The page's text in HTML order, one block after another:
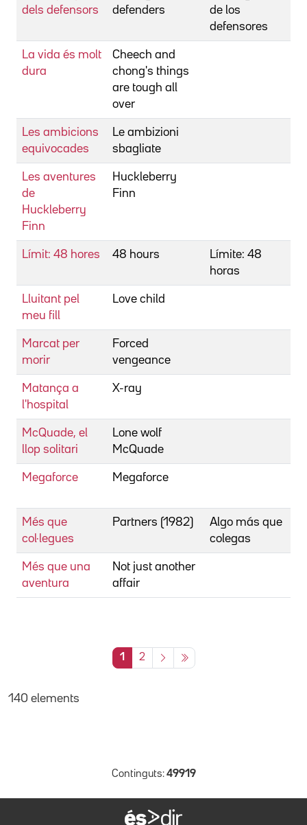
dels defensors
defenders
de los
defensores
La vida és molt
dura
Cheech and
chong's things
are tough all
over
Les ambicions
equivocades
Le ambizioni
sbagliate
Les aventures
de
Huckleberry
Finn
Huckleberry
Finn
Límit: 48 hores 48 hours
Límite: 48
horas
Lluitant pel
meu fill
Love child
Marcat per
morir
Forced
vengeance
Matança a
l'hospital
X-ray
McQuade, el
llop solitari
Lone wolf
McQuade
Megaforce Megaforce
Més que
col·legues
Partners (1982)
Algo más que
colegas
Més que una
aventura
Not just another
affair
1 2
140 elements
Continguts: 49919